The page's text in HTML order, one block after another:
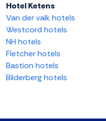
Hotel Ketens
Van der valk hotels
Westcord hotels
NH hotels
Fletcher hotels
Bastion hotels
Bilderberg hotels